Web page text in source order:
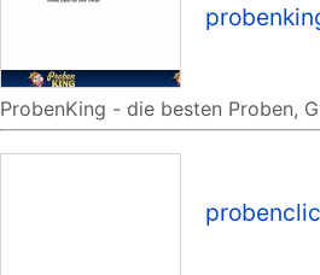
ProbenKing - die besten Proben,